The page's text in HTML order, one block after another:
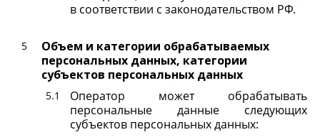
в соответствии с законодательством РФ.
Объем и категории обрабатываемых
персональных данных, категории
субъектов персональных данных
Оператор может обрабатывать
персональные данные следующих
субъектов персональных данных: